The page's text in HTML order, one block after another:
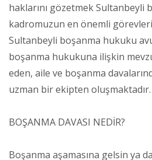
haklarını gözetmek Sultanbeyli
kadromuzun en önemli görevleri
Sultanbeyli boşanma hukuku
boşanma hukukuna ilişkin
eden, aile ve boşanma
uzman bir ekipten oluşmaktadır.
BOŞANMA DAVASI NEDİR?
Boşanma aşamasına gelsin ya